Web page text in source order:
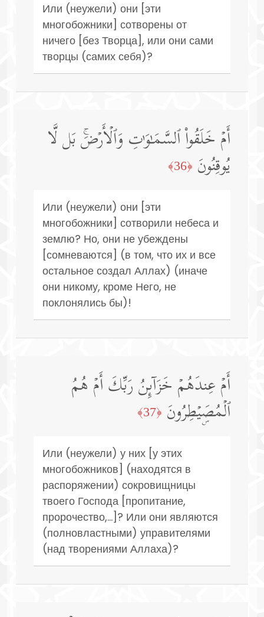
Или (неужели) они [эти
многобожники] сотворены от
ничего [без Творца], или они сами
творцы (самих себя)?
أَمۡ خَلَقُوا۟ ٱلسَّمَـٰوَ ٰ⁠تِ وَٱلۡأَرۡضَۚ بَل لَّا
یُوقِنُونَ ﴿36﴾
Или (неужели) они [эти
многобожники] сотворили небеса и
землю? Но, они не убеждены
[сомневаются] (в том, что их и все
остальное создал Аллах) (иначе
они никому, кроме Него, не
поклонялись бы)!
أَمۡ عِندَهُمۡ خَزَاۤىِٕنُ رَبِّكَ أَمۡ هُمُ
ٱلۡمُصَۣیۡطِرُونَ ﴿37﴾
Или (неужели) у них [у этих
многобожников] (находятся в
распоряжении) сокровищницы
твоего Господа [пропитание,
пророчество,...]? Или они являются
(полновластными) управителями
(над творениями Аллаха)?